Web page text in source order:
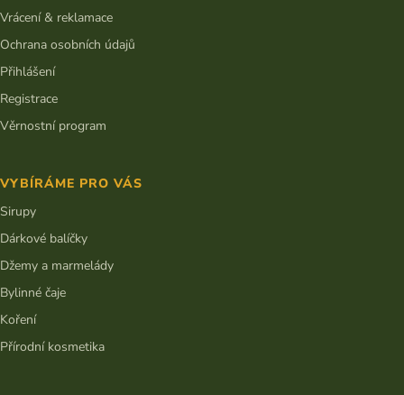
Vrácení & reklamace
Ochrana osobních údajů
Přihlášení
Registrace
Věrnostní program
VYBÍRÁME PRO VÁS
Sirupy
Dárkové balíčky
Džemy a marmelády
Bylinné čaje
Koření
Přírodní kosmetika